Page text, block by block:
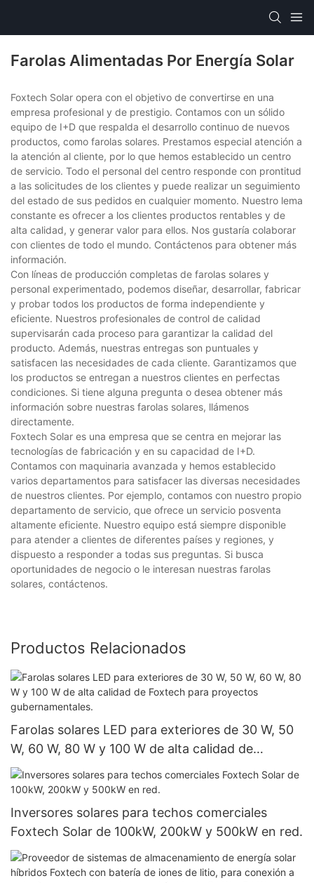
Farolas Alimentadas Por Energía Solar
Foxtech Solar opera con el objetivo de convertirse en una
empresa profesional y de prestigio. Contamos con un sólido
equipo de I+D que respalda el desarrollo continuo de nuevos
productos, como farolas solares. Prestamos especial atención a
la atención al cliente, por lo que hemos establecido un centro
de servicio. Todo el personal del centro responde con prontitud
a las solicitudes de los clientes y puede realizar un seguimiento
del estado de sus pedidos en cualquier momento. Nuestro lema
constante es ofrecer a los clientes productos rentables y de
alta calidad, y generar valor para ellos. Nos gustaría colaborar
con clientes de todo el mundo. Contáctenos para obtener más
información.
Con líneas de producción completas de farolas solares y
personal experimentado, podemos diseñar, desarrollar, fabricar
y probar todos los productos de forma independiente y
eficiente. Nuestros profesionales de control de calidad
supervisarán cada proceso para garantizar la calidad del
producto. Además, nuestras entregas son puntuales y
satisfacen las necesidades de cada cliente. Garantizamos que
los productos se entregan a nuestros clientes en perfectas
condiciones. Si tiene alguna pregunta o desea obtener más
información sobre nuestras farolas solares, llámenos
directamente.
Foxtech Solar es una empresa que se centra en mejorar las
tecnologías de fabricación y en su capacidad de I+D.
Contamos con maquinaria avanzada y hemos establecido
varios departamentos para satisfacer las diversas necesidades
de nuestros clientes. Por ejemplo, contamos con nuestro propio
departamento de servicio, que ofrece un servicio posventa
altamente eficiente. Nuestro equipo está siempre disponible
para atender a clientes de diferentes países y regiones, y
dispuesto a responder a todas sus preguntas. Si busca
oportunidades de negocio o le interesan nuestras farolas
solares, contáctenos.
Productos Relacionados
Farolas solares LED para exteriores de 30 W, 50
W, 60 W, 80 W y 100 W de alta calidad de
Foxtech para proyectos gubernamentales.
Inversores solares para techos comerciales
Foxtech Solar de 100kW, 200kW y 500kW en red.